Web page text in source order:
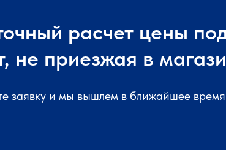
расчет цены
не приезжая в
заявку и мы вышлем в ближайшее время